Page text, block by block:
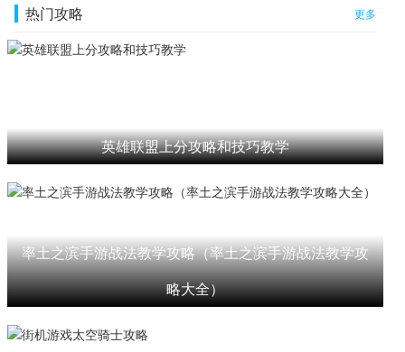
热门攻略 更多
英雄联盟上分攻略和技巧教学
率土之滨手游战法教学攻略（率土之滨手游战法教学攻
略大全）